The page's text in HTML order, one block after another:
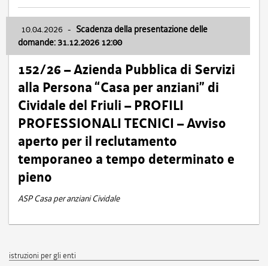
10.04.2026 - Scadenza della presentazione delle
domande: 31.12.2026 12:00
152/26 – Azienda Pubblica di Servizi
alla Persona “Casa per anziani” di
Cividale del Friuli – PROFILI
PROFESSIONALI TECNICI – Avviso
aperto per il reclutamento
temporaneo a tempo determinato e
pieno
ASP Casa per anziani Cividale
istruzioni per gli enti